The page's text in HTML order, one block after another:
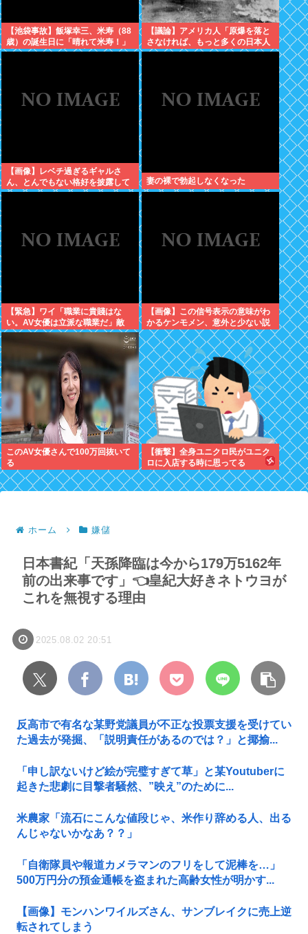
【池袋事故】飯塚幸三、米寿（88
歳）の誕生日に「晴れて米寿！」
「嬉しい」と日記に書いていた
【議論】アメリカ人「原爆を落と
さなければ、もっと多くの日本人
が死んでいた」←この主張どう思
【画像】レベチ過ぎるギャルさ
ん、とんでもない格好を披露して
しまうw w w w w w w
妻の裸で勃起しなくなった
【緊急】ワイ「職業に貴賤はな
い。AV女優は立派な職業だ」敵
「じゃあ君の娘がAV出てもええ
の？」
【画像】この信号表示の意味がわ
かるケンモメン、意外と少ない説
このAV女優さんで100万回抜いて
る
【衝撃】全身ユニクロ民がユニク
ロに入店する時に思ってる
事・・・・・
ホーム 嫌儲
日本書紀「天孫降臨は今から179万5162年
前の出来事です」👈皇紀大好きネトウヨが
これを無視する理由
2025.08.02 20:51
反高市で有名な某野党議員が不正な投票支援を受けてい
た過去が発掘、「説明責任があるのでは？」と揶揄...
「申し訳ないけど絵が完璧すぎて草」と某Youtuberに
起きた悲劇に目撃者騒然、”映え”のために...
米農家「流石にこんな値段じゃ、米作り辞める人、出る
んじゃないかなあ？？」
「自衛隊員や報道カメラマンのフリをして泥棒を…」
500万円分の預金通帳を盗まれた高齢女性が明かす...
【画像】モンハンワイルズさん、サンブレイクに売上逆
転されてしまう